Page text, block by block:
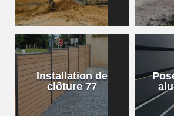
Installation de
clôture 77